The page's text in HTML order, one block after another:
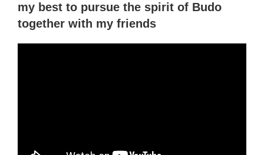
my best to pursue the spirit of Budo
together with my friends